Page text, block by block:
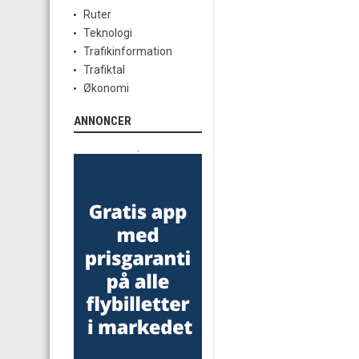
Ruter
Teknologi
Trafikinformation
Trafiktal
Økonomi
ANNONCER